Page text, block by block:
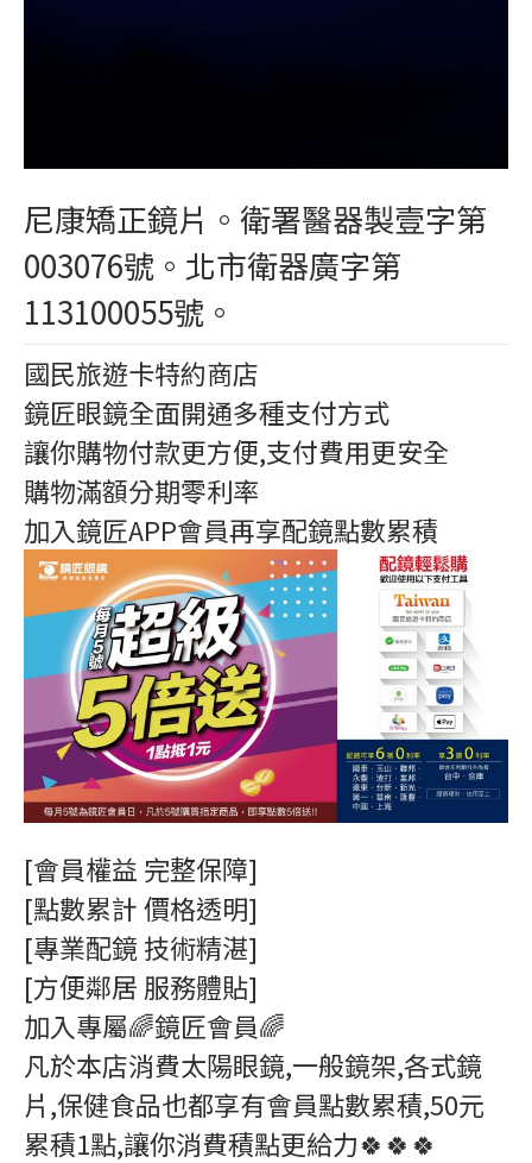
尼康矯正鏡片。衛署醫器製壹字第
003076號。北市衛器廣字第
113100055號。
國民旅遊卡特約商店
鏡匠眼鏡全面開通多種支付方式
讓你購物付款更方便,支付費用更安全
購物滿額分期零利率
加入鏡匠APP會員再享配鏡點數累積
[會員權益 完整保障]
[點數累計 價格透明]
[專業配鏡 技術精湛]
[方便鄰居 服務體貼]
加入專屬🌈鏡匠會員🌈
凡於本店消費太陽眼鏡,一般鏡架,各式鏡
片,保健食品也都享有會員點數累積,50元
累積1點,讓你消費積點更給力🍀🍀🍀